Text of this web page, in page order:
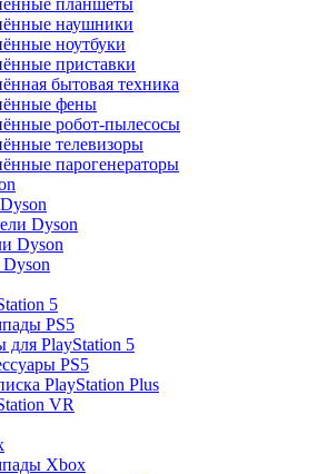
планшеты
наушники
ноутбуки
приставки
бытовая техника
фены
робот-пылесосы
телевизоры
парогенераторы
Dyson
Dyson
5
PS5
для PlayStation 5
PS5
PlayStation Plus
VR
Xbox